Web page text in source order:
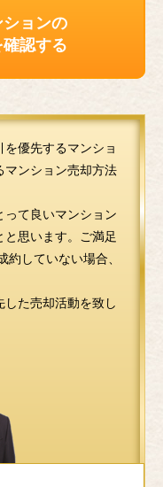
ションの
認する
優先するマンショ
マンション売却方法
って良いマンション
思います。ご満足
約していない場合、
た売却活動を致し